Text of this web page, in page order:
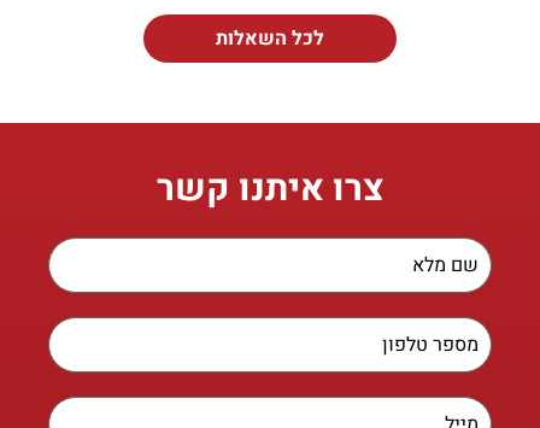
לכל השאלות
צרו איתנו קשר